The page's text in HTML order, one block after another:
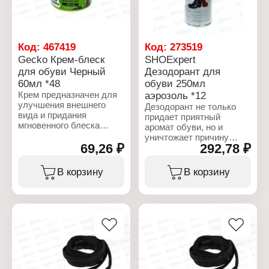
Цвет: черный
Размер упаковки: 23х5х5
Габаритные размеры:
52х52х232 мм
эффектом
Назначение: для обуви
Особенность: блеск
эффектом
Цвет: бесцветный
Размер упаковки: 8х5х5
см
Объем: 60 мл
Габаритные размеры:
54х54х85 мм
Код: 467419
Gecko Крем-блеск
для обуви Черный
60мл *48
Крем предназначен для
улучшения внешнего
вида и придания
мгновенного блеска
искусственной кожи.
Создает восковое
покрытие, защищающее
от промокания и грязи, а
появлению солевых
разводов. Не подходит
Характеристики:
Бренд: Gecko
69,26 ₽
В корзину
Код:273519
SHOExpert
Дезодорант для
обуви 250мл
аэрозоль *12
Дезодорант не только
придает приятный
аромат обуви, но и
уничтожает причину
появления неприятного
запаха — бактерии.
Чтобы обеспечить
бактерицидный эффект,
использования обуви.
стойкого эффекта
применять дезодорант
следует только внутрь
292,78 ₽
В корзину